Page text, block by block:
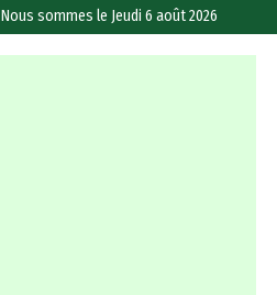
Nous sommes le Jeudi 6 août 2026